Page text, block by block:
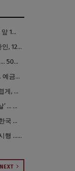
[화제] “내 돈 갚아라” 김원석씨 자택 앞 1인 광대 시위 … 한인 투자사, “108만 달러 못받아”
위조여권으로 미국 재입국한 추방 한인, 120만 달러 은행 사기 행각
연방 당국, LA 한인 간호사 지명수배 … 500만 달러 메디캐어 사기, 선고 직전 한국 도주
’10억 빚’ 안갚고 미국 온 한인 부부 … 예금보험공사, 미국서 소송
시민권 시험 확 바뀐다 … 영어 더 어렵게, 민간시험 도입 추진
[단독] OC 유명 한인식당 업주 ‘망신살’ … 육류대금 안 갚자 식당서 공개추심
“170달러 냈는데 공연 내내 불편” … 한국 코미디언 LA공연, 음향 불량에 외모 비하 개그 논란
2만 달러 ‘비자 보증금’ 의무화 영구 시행 … 입국 문턱 더 높아진다.
NEXT